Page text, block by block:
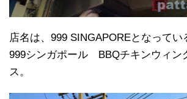
店名は、999 SINGAPOREとなってい
999シンガポール BBQチキンウィン
ス。